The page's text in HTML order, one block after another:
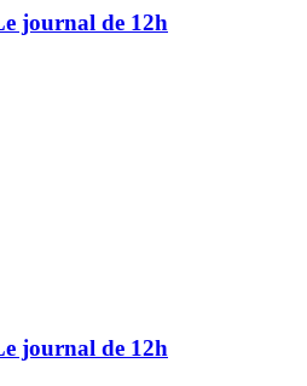
journal de 12h
journal de 12h